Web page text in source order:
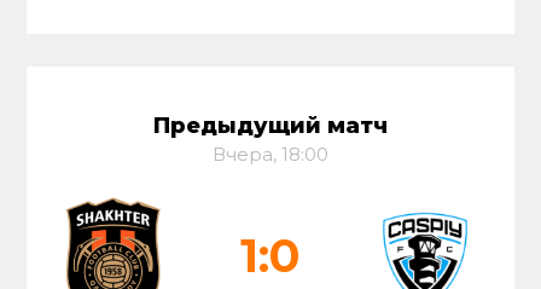
Предыдущий матч
Вчера, 18:00
1:0